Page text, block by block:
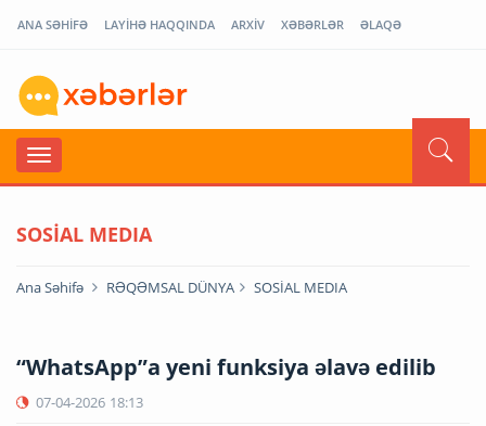
ANA SƏHİFƏ LAYİHƏ HAQQINDA ARXİV XƏBƏRLƏR ƏLAQƏ
SOSİAL MEDIA
Ana Səhifə RƏQƏMSAL DÜNYA SOSİAL MEDIA
“WhatsApp”a yeni funksiya əlavə edilib
07-04-2026 18:13